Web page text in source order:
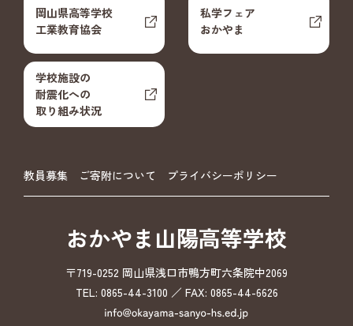
岡山県高等学校
工業教育協会
私学フェア
おかやま
学校施設の
耐震化への
取り組み状況
教員募集 ご寄附について プライバシーポリシー
おかやま山陽高等学校
〒719-0252 岡山県浅口市鴨方町六条院中2069
TEL: 0865-44-3100 ／ FAX: 0865-44-6626